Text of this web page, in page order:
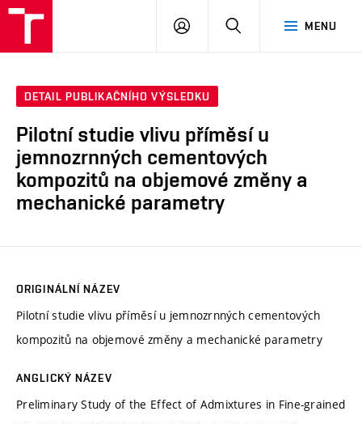
MENU
PŘIHLÁSIT
DETAIL PUBLIKAČNÍHO VÝSLEDKU
Pilotní studie vlivu příměsí u
jemnozrnných cementových
kompozitů na objemové změny a
mechanické parametry
ORIGINÁLNÍ NÁZEV
Pilotní studie vlivu příměsí u jemnozrnných cementových
kompozitů na objemové změny a mechanické parametry
ANGLICKÝ NÁZEV
Preliminary Study of the Effect of Admixtures in Fine-grained